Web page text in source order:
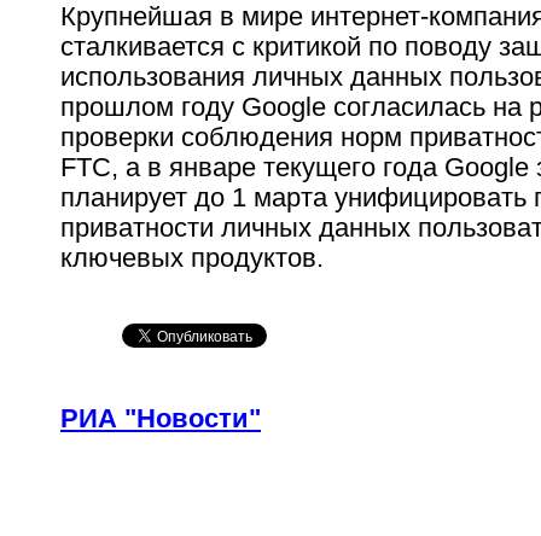
Крупнейшая в мире интернет-
сталкивается с критикой по поводу
использования личных данных
прошлом году Google согласилась на
проверки соблюдения норм
FTC, а в январе текущего года Google
планирует до 1 марта унифицировать
приватности личных данных
ключевых продуктов.
РИА "Новости"